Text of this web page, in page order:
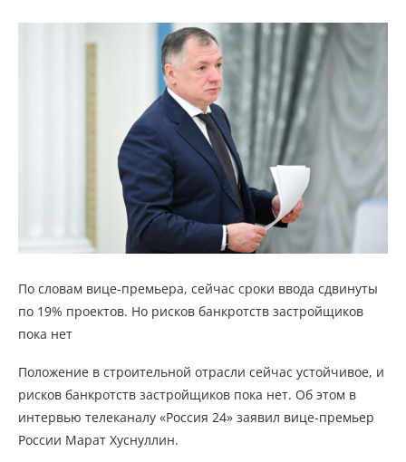
По словам вице-премьера, сейчас сроки ввода сдвинуты
по 19% проектов. Но рисков банкротств застройщиков
пока нет
Положение в строительной отрасли сейчас устойчивое, и
рисков банкротств застройщиков пока нет. Об этом в
интервью телеканалу «Россия 24» заявил вице-премьер
России Марат Хуснуллин.